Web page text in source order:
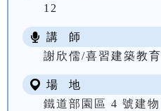
12
講 師
謝欣儒/喜習建築教育
場 地
鐵道部園區 4 號建物